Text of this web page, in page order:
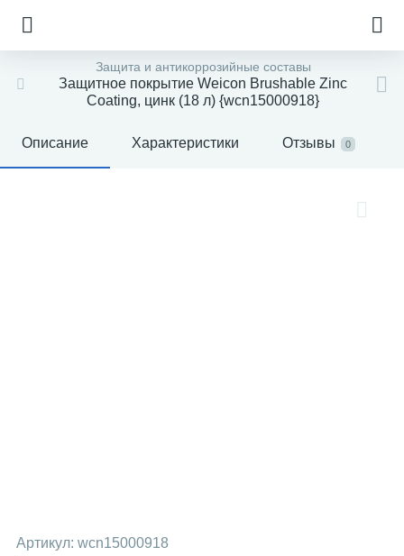
Защита и антикоррозийные составы
Защитное покрытие Weicon Brushable Zinc
Coating, цинк (18 л) {wcn15000918}
Описание Характеристики Отзывы 0
Артикул: wcn15000918